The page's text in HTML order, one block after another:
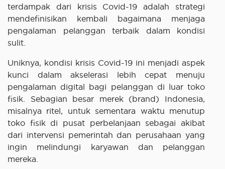
terdampak dari krisis Covid-19 adalah strategi
mendefinisikan kembali bagaimana menjaga
pengalaman pelanggan terbaik dalam kondisi
sulit.
Uniknya, kondisi krisis Covid-19 ini menjadi aspek
kunci dalam akselerasi lebih cepat menuju
pengalaman digital bagi pelanggan di luar toko
fisik. Sebagian besar merek (brand) Indonesia,
misalnya ritel, untuk sementara waktu menutup
toko fisik di pusat perbelanjaan sebagai akibat
dari intervensi pemerintah dan perusahaan yang
ingin melindungi karyawan dan pelanggan
mereka.